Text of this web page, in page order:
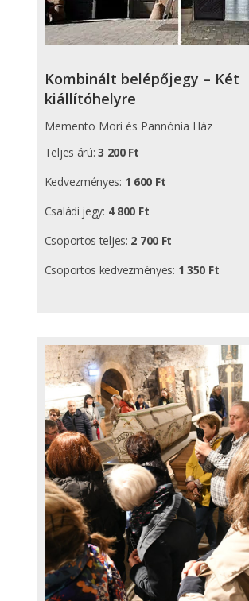
Kombinált belépőjegy – Két
kiállítóhelyre
Memento Mori és Pannónia Ház
Teljes árú:3 200 Ft
Kedvezményes: 1 600 Ft
Családi jegy: 4 800 Ft
Csoportos teljes: 2 700 Ft
Csoportos kedvezményes: 1 350 Ft